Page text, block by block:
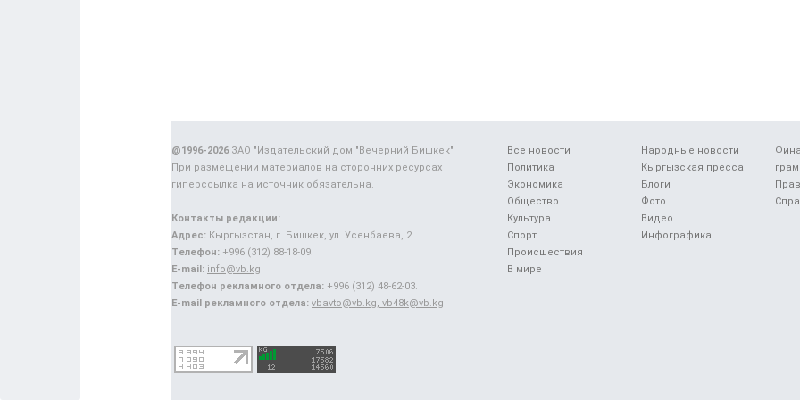
Все новости
Политика
Экономика
Общество
Культура
Спорт
Происшествия
В мире
Народные новости
Кыргызская пресса
Блоги
Фото
Видео
Инфографика
@1996-2026ЗАО "Издательский дом "Вечерний Бишкек"
При размещении материалов на сторонних ресурсах
гиперссылка на источник обязательна.
Контакты редакции:
Адрес: Кыргызстан, г. Бишкек, ул. Усенбаева, 2.
Телефон: +996 (312) 88-18-09.
E-mail: info@vb.kg
Телефон рекламного отдела: +996 (312) 48-62-03.
E-mail рекламного отдела: vbavto@vb.kg, vb48k@vb.kg